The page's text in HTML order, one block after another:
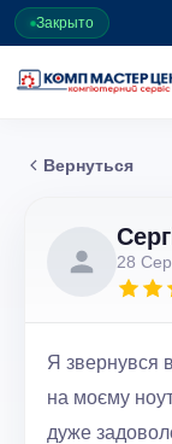
Закрыто
Вернуться
28
Я звернувся
на моєму
дуже